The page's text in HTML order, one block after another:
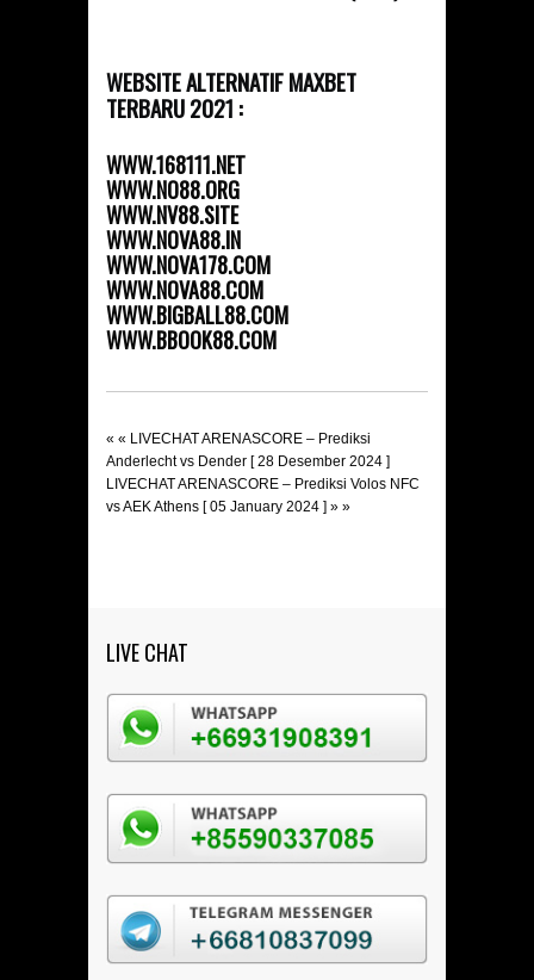
WEBSITE ALTERNATIF MAXBET
TERBARU 2021 :
WWW.168111.NET
WWW.NO88.ORG
WWW.NV88.SITE
WWW.NOVA88.IN
WWW.NOVA178.COM
WWW.NOVA88.COM
WWW.BIGBALL88.COM
WWW.BBOOK88.COM
« « LIVECHAT ARENASCORE – Prediksi
Anderlecht vs Dender [ 28 Desember 2024 ]
LIVECHAT ARENASCORE – Prediksi Volos NFC
vs AEK Athens [ 05 January 2024 ] » »
LIVE CHAT